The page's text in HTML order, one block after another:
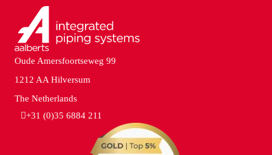
Oude Amersfoortseweg 99
1212 AA Hilversum
The Netherlands
+31 (0)35 6884 211